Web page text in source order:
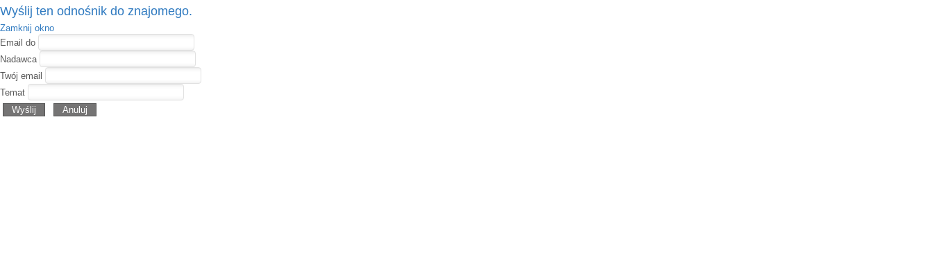
Wyślij ten odnośnik do znajomego.
Zamknij okno
Email do
Nadawca
Twój email
Temat
Wyślij
Anuluj